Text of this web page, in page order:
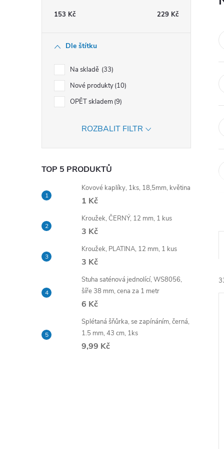
p
a
e
l
153 Kč 229 Kč
Dle štítku
Na skladě 33
Nové produkty 10
OPĚT skladem 9
ROZBALIT FILTR
TOP 5 PRODUKTŮ
Kovové kaplíky, 1ks, 18,5mm, květina
1 Kč
Kroužek, ČERNÝ, 12 mm, 1 kus
3 Kč
Kroužek, PLATINA, 12 mm, 1 kus
3 Kč
Stuha saténová jednolící, WS8056,
šíře 38 mm, cena za 1 metr
6 Kč
Splétaná šňůrka, se zapínáním, černá,
1.5 mm, 43 cm, 1ks
9,99 Kč
a